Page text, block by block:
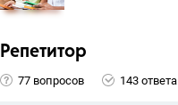
Репетитор
77 вопросов 143 ответа